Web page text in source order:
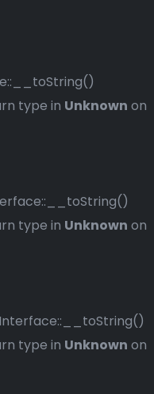
type in Unknown on
type in Unknown on
type in Unknown on